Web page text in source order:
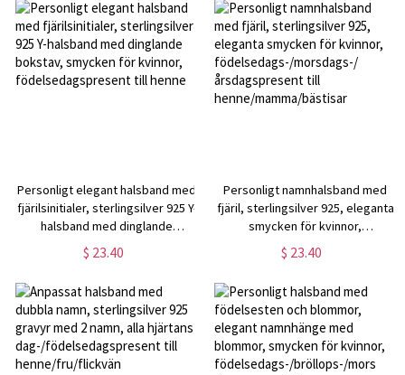
Personligt elegant halsband med
fjärilsinitialer, sterlingsilver 925 Y-
halsband med dinglande
bokstav, smycken för kvinnor,
födelsedagspresent till henne
$ 23.40
Personligt namnhalsband med
fjäril, sterlingsilver 925, eleganta
smycken för kvinnor,
födelsedags-/morsdags-/
årsdagspresent till
$ 23.40